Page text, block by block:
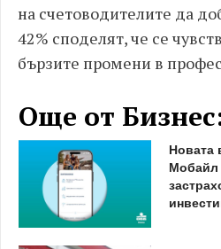
на счетоводителите да
42% споделят, че се
бързите промени в
Още от
Новата
Мобайл